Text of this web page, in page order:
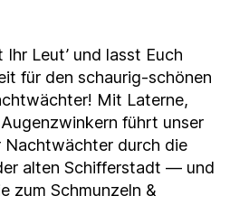
Leut’ und lasst Euch
für den schaurig-schönen
Mit Laterne,
führt unser
durch die
alten Schifferstadt — und
zum Schmunzeln &